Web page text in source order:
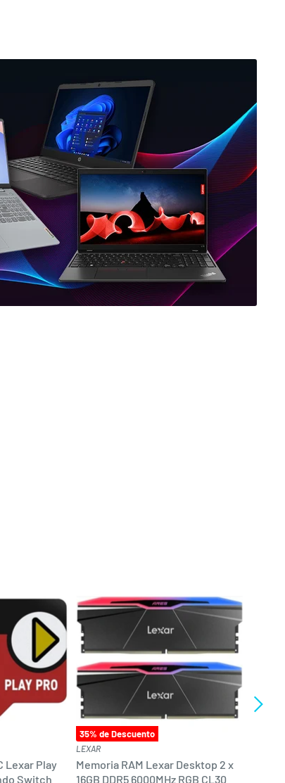
Lexar Play
Switch
35% de Descuento
LEXAR
Memoria RAM Lexar Desktop 2 x
16GB DDR5 6000MHz RGB CL30